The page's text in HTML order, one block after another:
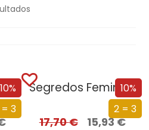
10%
3
Ementa Planeada, Cozinha Organizada
10%
2 = 3
Segredos Femininos
17,70€ 15,93€